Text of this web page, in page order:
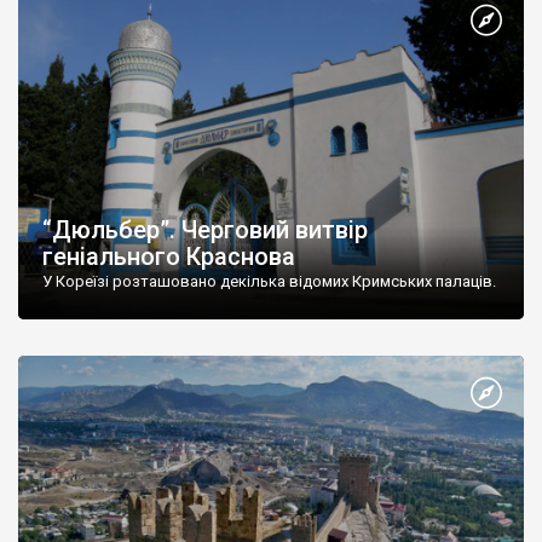
“Дюльбер”. Черговий витвір
геніального Краснова
У Кореїзі розташовано декілька відомих Кримських палаців.